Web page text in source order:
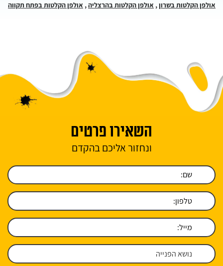
אולפן הקלטות בשרון, אולפן הקלטות בהרצליה, אולפן הקלטות בפתח תקווה
השאירו פרטים
ונחזור אליכם בהקדם